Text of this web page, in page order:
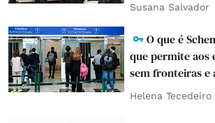
Susana Salvador
O que é
que permite aos
sem fronteiras e
Helena Tecedeiro